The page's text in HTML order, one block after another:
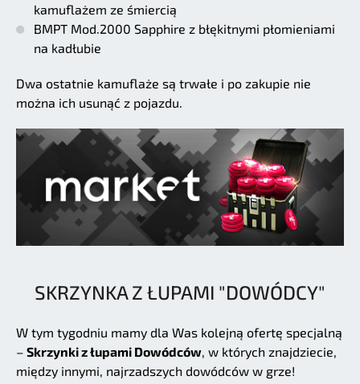
kamuflażem ze śmiercią
BMPT Mod.2000 Sapphire z błękitnymi płomieniami
na kadłubie
Dwa ostatnie kamuflaże są trwałe i po zakupie nie
można ich usunąć z pojazdu.
SKRZYNKA Z ŁUPAMI "DOWÓDCY"
W tym tygodniu mamy dla Was kolejną ofertę specjalną
– Skrzynki z łupami Dowódców, w których znajdziecie,
między innymi, najrzadszych dowódców w grze!